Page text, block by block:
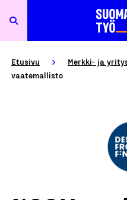
Etusivu Merkki- ja
vaatemallisto